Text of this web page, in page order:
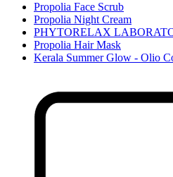
Propolia Face Scrub
Propolia Night Cream
PHYTORELAX
Propolia Hair Mask
Kerala Summer Glow - Olio